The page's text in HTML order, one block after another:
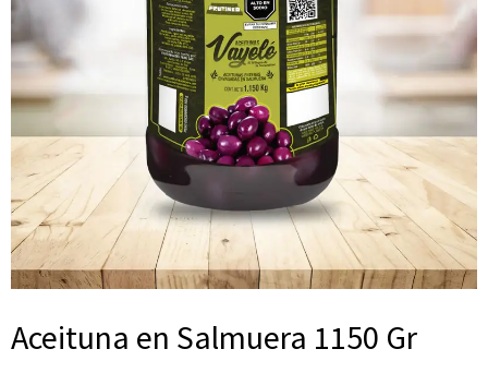
Aceituna en Salmuera 1150 Gr